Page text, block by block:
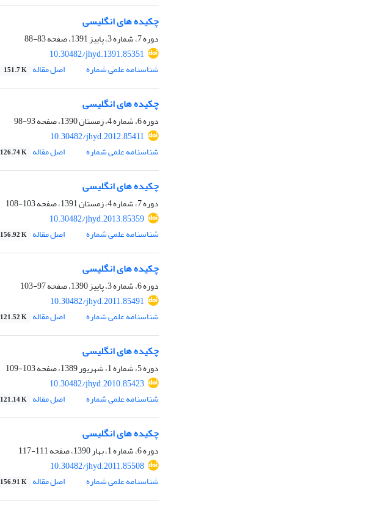
چکیده های انگلیسی
دوره 7، شماره 3، پاییز 1391، صفحه
83-88
10.30482/jhyd.1391.85351
شناسنامه علمی شماره
اصل مقاله 151.7 K
چکیده های انگلیسی
دوره 6، شماره 4، زمستان 1390، صفحه
93-98
10.30482/jhyd.2012.85411
شناسنامه علمی شماره
اصل مقاله 126.74 K
چکیده های انگلیسی
دوره 7، شماره 4، زمستان 1391، صفحه
103-108
10.30482/jhyd.2013.85359
شناسنامه علمی شماره
اصل مقاله 156.92 K
چکیده های انگلیسی
دوره 6، شماره 3، پاییز 1390، صفحه
97-103
10.30482/jhyd.2011.85491
شناسنامه علمی شماره
اصل مقاله 121.52 K
چکیده های انگلیسی
دوره 5، شماره 1، شهریور 1389، صفحه
103-109
10.30482/jhyd.2010.85423
شناسنامه علمی شماره
اصل مقاله 121.14 K
چکیده های انگلیسی
دوره 6، شماره 1، بهار 1390، صفحه
111-117
10.30482/jhyd.2011.85508
شناسنامه علمی شماره
اصل مقاله 156.91 K